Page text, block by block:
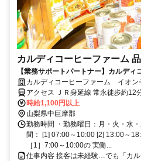
カルディコーヒーファーム
【業務サポートパートナー】カルデ
★短時間勤務もOKです◎
カルディコーヒーファーム イオン
アクセス ＪＲ身延線 常永徒歩約12
時給1,100円以上
山梨県中巨摩郡
勤務時間 ・勤務曜日：月・火・水
間： [1] 07:00～10:00 [2] 13:00～
［1］7:00～10:00の 実働...
仕事内容 接客は未経験…でも「カ